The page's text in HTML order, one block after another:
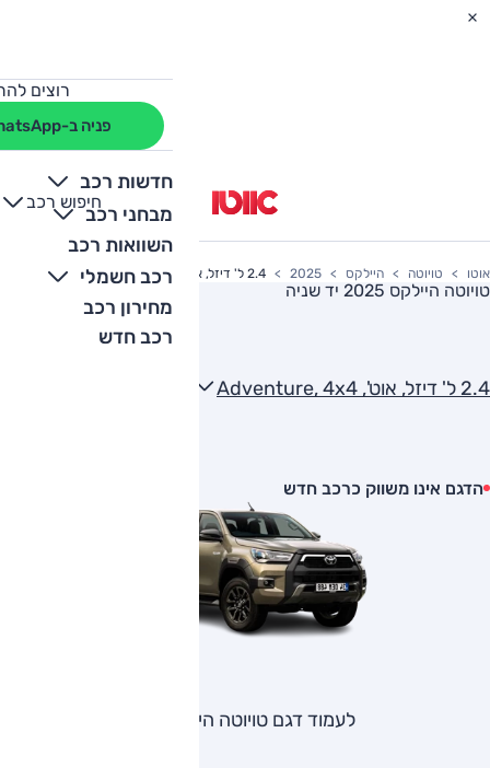
רוצים
פניה ב-WhatsApp
חדשות רכב
מבחני רכב
השוואות רכב
רכב חשמלי
מחירון רכב
רכב חדש
חיפוש רכב
+
-
אוטו טויוטה היילקס 2025 2.4 ל' דיזל, אוט', Adventure, 4x4
טויוטה היילקס 2025 יד שניה
2.4 ל' דיזל, אוט', Adventure, 4x4
הדגם אינו משווק כרכב חדש
לעמוד דגם טויוטה היילקס